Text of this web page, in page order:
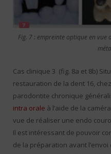
Fig. 7 : empreinte optique en vue
Cas clinique 3 (fig. 8a et 8b)
restauration de la dent 16,
parodontite chronique
intra orale à l’aide de la
vue de réaliser une endo
Il est intéressant de pouvoir
de la préparation avant